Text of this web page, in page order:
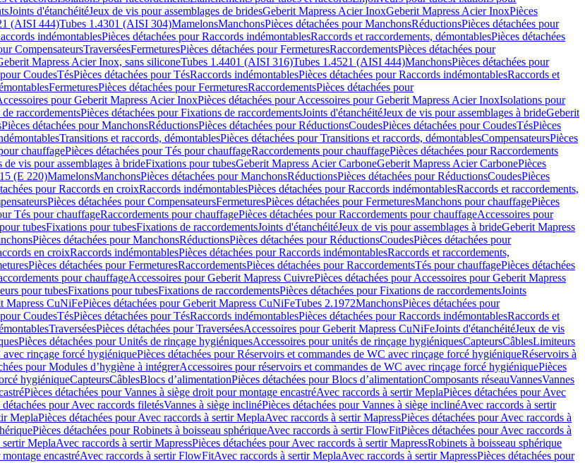
Joints d'étanchéitéJeux de vis pour assemblages de bridesGeberit Mapress Acier InoxGeberit Mapress Acier InoxPièces
(AISI 444)Tubes 1.4301 (AISI 304)MamelonsManchonsPièces détachées pour ManchonsRéductionsPièces détachées pour
indémontablesPièces détachées pour Raccords indémontablesRaccords et raccordements, démontablesPièces détachées
CompensateursTraverséesFermeturesPièces détachées pour FermeturesRaccordementsPièces détachées pour
Mapress Acier Inox, sans siliconeTubes 1.4401 (AISI 316)Tubes 1.4521 (AISI 444)ManchonsPièces détachées pour
CoudesTésPièces détachées pour TésRaccords indémontablesPièces détachées pour Raccords indémontablesRaccords et
FermeturesPièces détachées pour FermeturesRaccordementsPièces détachées pour
pour Geberit Mapress Acier InoxPièces détachées pour Accessoires pour Geberit Mapress Acier InoxIsolations pour
raccordementsPièces détachées pour Fixations de raccordementsJoints d'étanchéitéJeux de vis pour assemblages à brideGeberit
Pièces détachées pour ManchonsRéductionsPièces détachées pour RéductionsCoudesPièces détachées pour CoudesTésPièces
Transitions et raccords, démontablesPièces détachées pour Transitions et raccords, démontablesCompensateursPièces
chauffagePièces détachées pour Tés pour chauffageRaccordements pour chauffagePièces détachées pour Raccordements
de vis pour assemblages à brideFixations pour tubesGeberit Mapress Acier CarboneGeberit Mapress Acier CarbonePièces
(E 220)MamelonsManchonsPièces détachées pour ManchonsRéductionsPièces détachées pour RéductionsCoudesPièces
pour Raccords en croixRaccords indémontablesPièces détachées pour Raccords indémontablesRaccords et raccordements,
Pièces détachées pour CompensateursFermeturesPièces détachées pour FermeturesManchons pour chauffagePièces
Tés pour chauffageRaccordements pour chauffagePièces détachées pour Raccordements pour chauffageAccessoires pour
tubesFixations pour tubesFixations de raccordementsJoints d'étanchéitéJeux de vis pour assemblages à brideGeberit Mapress
Pièces détachées pour ManchonsRéductionsPièces détachées pour RéductionsCoudesPièces détachées pour
en croixRaccords indémontablesPièces détachées pour Raccords indémontablesRaccords et raccordements,
Pièces détachées pour FermeturesRaccordementsPièces détachées pour RaccordementsTés pour chauffagePièces détachées
pour chauffageAccessoires pour Geberit Mapress CuivrePièces détachées pour Accessoires pour Geberit Mapress
pour tubesFixations pour tubesFixations de raccordementsPièces détachées pour Fixations de raccordementsJoints
Mapress CuNiFePièces détachées pour Geberit Mapress CuNiFeTubes 2.1972ManchonsPièces détachées pour
CoudesTésPièces détachées pour TésRaccords indémontablesPièces détachées pour Raccords indémontablesRaccords et
TraverséesPièces détachées pour TraverséesAccessoires pour Geberit Mapress CuNiFeJoints d'étanchéitéJeux de vis
Pièces détachées pour Unités de rinçage hygiéniquesAccessoires pour unités de rinçage hygiéniquesCapteursCâblesLimiteurs
rinçage forcé hygiéniquePièces détachées pour Réservoirs et commandes de WC avec rinçage forcé hygiéniqueRéservoirs à
pour Modules d’hygiène à intégrerAccessoires pour réservoirs et commandes de WC avec rinçage forcé hygiéniquePièces
hygiéniqueCapteursCâblesBlocs d’alimentationPièces détachées pour Blocs d’alimentationComposants réseauVannesVannes
Pièces détachées pour Vannes à siège droit pour montage encastréAvec raccords à sertir MeplaPièces détachées pour Avec
détachées pour Avec raccords filetésVannes à siège inclinéPièces détachées pour Vannes à siège inclinéAvec raccords à sertir
MeplaPièces détachées pour Avec raccords à sertir MeplaAvec raccords à sertir MapressPièces détachées pour Avec raccords à
Pièces détachées pour Robinets à boisseau sphériqueAvec raccords à sertir FlowFitPièces détachées pour Avec raccords à
sertir MeplaAvec raccords à sertir MapressPièces détachées pour Avec raccords à sertir MapressRobinets à boisseau sphérique
encastréAvec raccords à sertir FlowFitAvec raccords à sertir MeplaAvec raccords à sertir MapressPièces détachées pour